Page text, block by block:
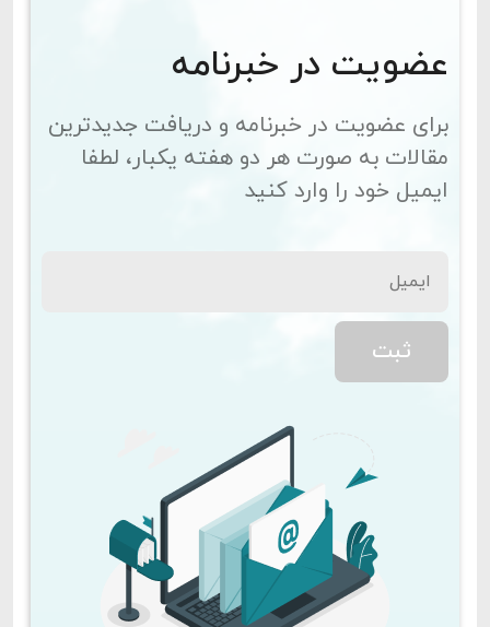
عضویت در خبرنامه
برای عضویت در خبرنامه و دریافت جدیدترین
مقالات به صورت هر دو هفته یکبار، لطفا
ایمیل خود را وارد کنید